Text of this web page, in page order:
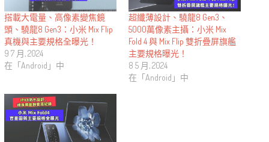
搭載大電量、高像素變焦鏡
頭、驍龍8 Gen3：小米 Mix Flip
真機與主要規格全曝光！
9 7 月, 2024
在「Android」中
超纖薄設計、驍龍8 Gen3、
5000萬像素主攝：小米 Mix
Fold 4 與 Mix Flip 雙折疊屏旗艦
主要規格曝光！
8 5 月, 2024
在「Android」中